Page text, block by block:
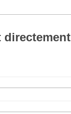
directement